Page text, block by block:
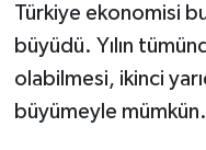
Türkiye ekonomisi
büyüdü. Yılın
olabilmesi, ikinci
büyümeyle mümkün.